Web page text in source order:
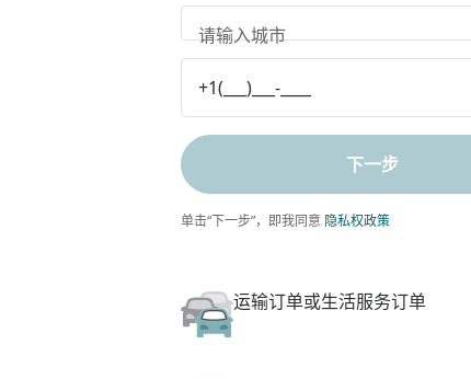
请输入城市
下一步
单击“下一步”，即我同意 隐私权政策
运输订单或生活服务订单